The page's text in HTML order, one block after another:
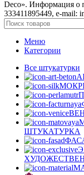
Deco». Информация
333411895449, e-mail:
Меню
Категории
Все штукатурки
ШТУКАТУРКА